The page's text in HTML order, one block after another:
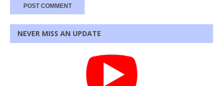
NEVER MISS AN UPDATE